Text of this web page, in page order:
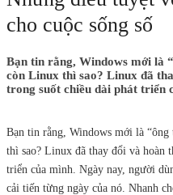
cho cuộc sống số
Bạn tin rằng, Windows mới là
còn Linux thì sao? Linux đã
trong suốt chiều dài phát triển
Bạn tin rằng, Windows mới là
thì sao? Linux đã thay đổi và hoàn
triển của mình. Ngày nay, người
cải tiến từng ngày của nó. Nhanh